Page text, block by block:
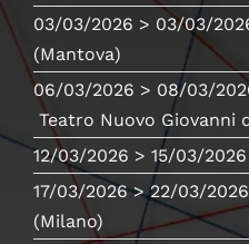
03/03/2026 > 03/03/
(Mantova)
06/03/2026 > 08/03/
Teatro Nuovo Giovanni
12/03/2026 > 15/03/2026
17/03/2026> 22/03/2026
(Milano)